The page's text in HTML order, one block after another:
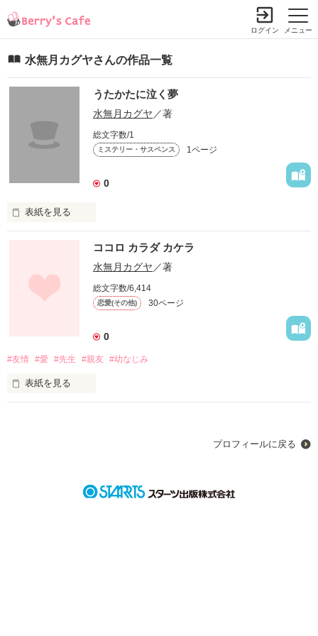
メニュー
ログイン
水無月カグヤさんの作品一覧
うたかたに泣く夢
水無月カグヤ ／著
総文字数/1
ミステリー・サスペンス 1ページ
0
表紙を見る
ただ、真実が知りたい…。
ココロ カラダ カケラ
水無月カグヤ ／著
総文字数/6,414
恋愛(その他) 30ページ
0
#友情 #愛 #先生 #親友 #幼なじみ
表紙を見る
ただ、愛しただけだった。
プロフィールに戻る